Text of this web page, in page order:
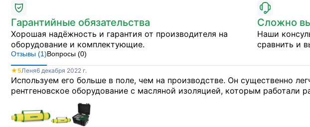
Гарантийные обязательства
Хорошая надёжность и гарантия от производителя на
оборудование и комплектующие.
Сложно
Наши
сравнить и
Отзывы (1)Вопросы (0)
★ 5Леня6 декабря 2022 г.
Используем его больше в поле, чем на производстве. Он существенно
рентгеновское оборудование с масляной изоляцией, которым работали